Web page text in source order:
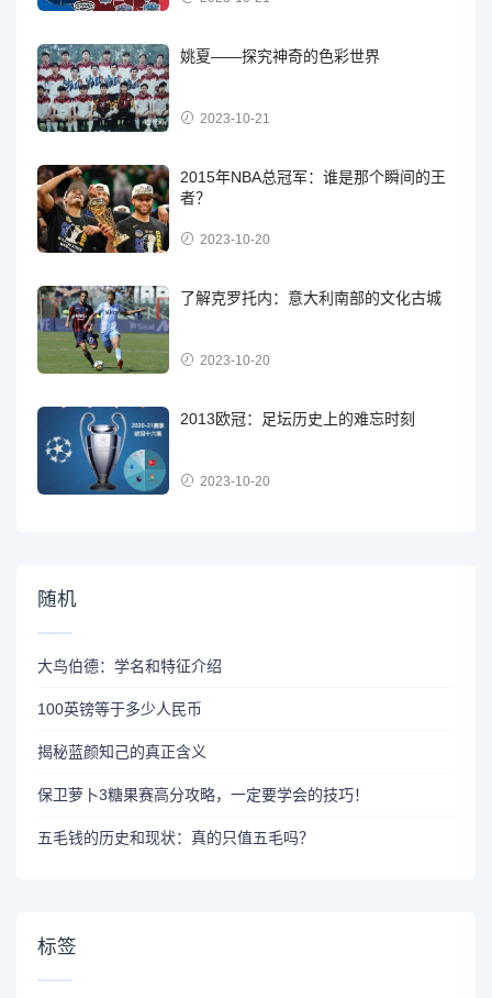
姚夏——探究神奇的色彩世界
2023-10-21
2015年NBA总冠军：谁是那个瞬间的王
者？
2023-10-20
了解克罗托内：意大利南部的文化古城
2023-10-20
2013欧冠：足坛历史上的难忘时刻
2023-10-20
随机
大鸟伯德：学名和特征介绍
100英镑等于多少人民币
揭秘蓝颜知己的真正含义
保卫萝卜3糖果赛高分攻略，一定要学会的技巧！
五毛钱的历史和现状：真的只值五毛吗？
标签